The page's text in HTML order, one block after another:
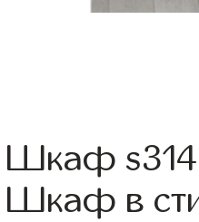
Шкаф s314
Шкаф в